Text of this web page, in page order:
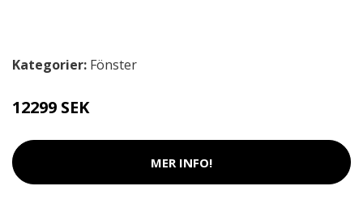
Kategorier: Fönster
12299 SEK
MER INFO!